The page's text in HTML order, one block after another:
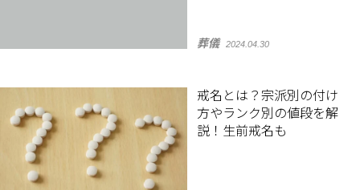
葬儀 2024.04.30
戒名とは？宗派別の付け
方やランク別の値段を解
説！生前戒名も